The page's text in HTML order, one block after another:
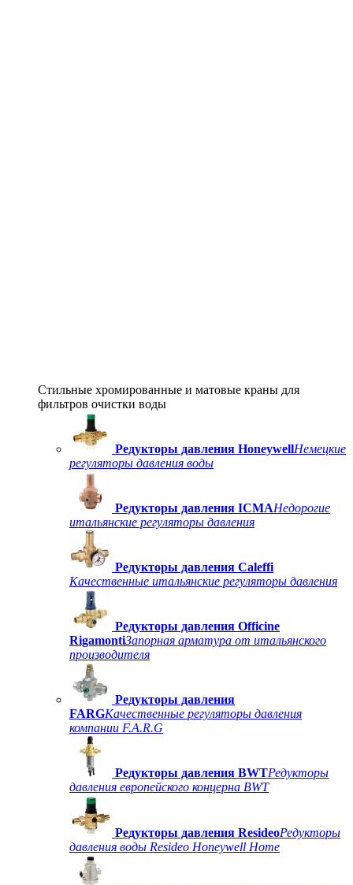
Стильные хромированные и матовые краны для
фильтров очистки воды
Редукторы давления HoneywellНемецкие
регуляторы давления воды
Редукторы давления ICMAНедорогие
итальянские регуляторы давления
Редукторы давления Caleffi
Качественные итальянские регуляторы давления
Редукторы давления Officine
RigamontiЗапорная арматура от итальянского
производителя
Редукторы давления
FARGКачественные регуляторы давления
компании F.A.R.G
Редукторы давления BWTРедукторы
давления европейского концерна BWT
Редукторы давления ResideoРедукторы
давления воды Resideo Honeywell Home